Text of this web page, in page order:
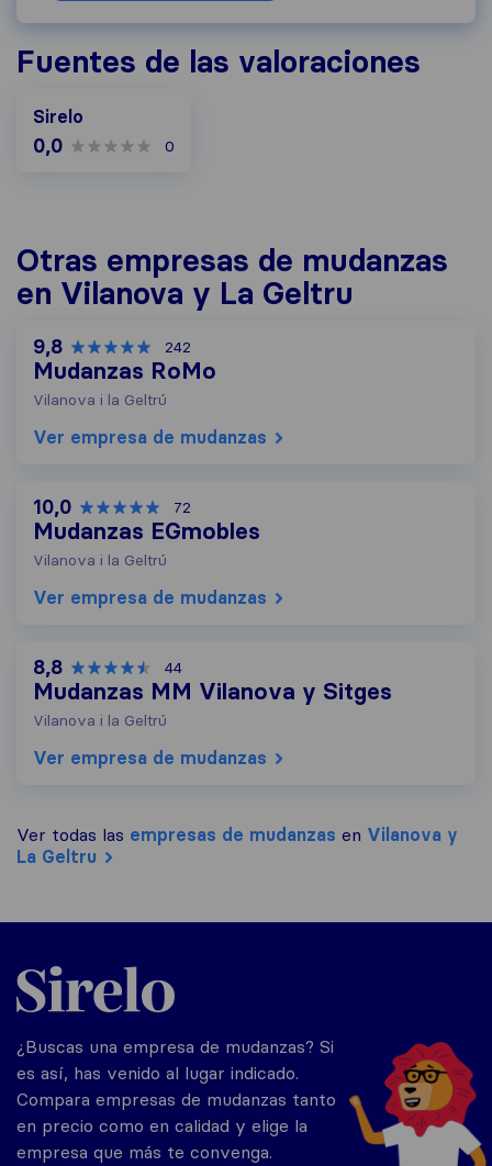
Fuentes de las valoraciones
Sirelo
0,0 0
Otras empresas de mudanzas
en Vilanova y La Geltru
9,8 242
Mudanzas RoMo
Vilanova i la Geltrú
Ver empresa de mudanzas
10,0 72
Mudanzas EGmobles
Vilanova i la Geltrú
Ver empresa de mudanzas
8,8 44
Mudanzas MM Vilanova y Sitges
Vilanova i la Geltrú
Ver empresa de mudanzas
Ver todas las empresas de mudanzas en Vilanova y
La Geltru
Sirelo.es
¿Buscas una empresa de mudanzas? Si
es así, has venido al lugar indicado.
Compara empresas de mudanzas tanto
en precio como en calidad y elige la
empresa que más te convenga.